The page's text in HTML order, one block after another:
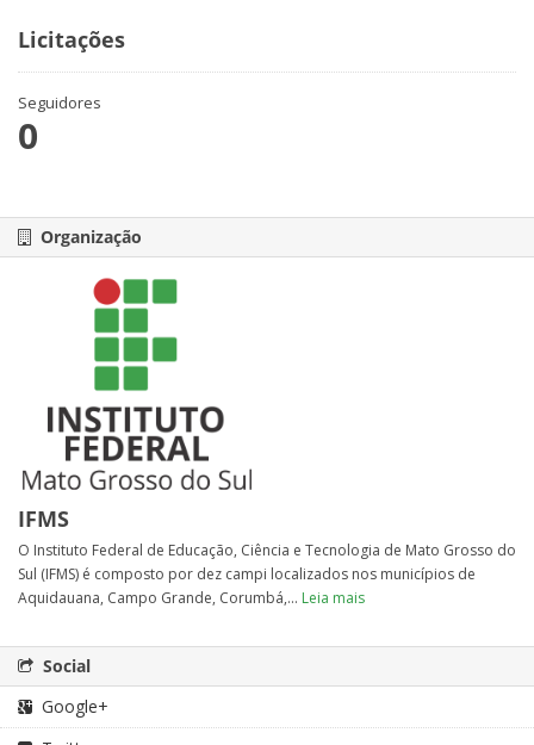
Licitações
Seguidores
0
Organização
IFMS
O Instituto Federal de Educação, Ciência e Tecnologia de Mato Grosso do
Sul (IFMS) é composto por dez campi localizados nos municípios de
Aquidauana, Campo Grande, Corumbá,... Leia mais
Social
Google+